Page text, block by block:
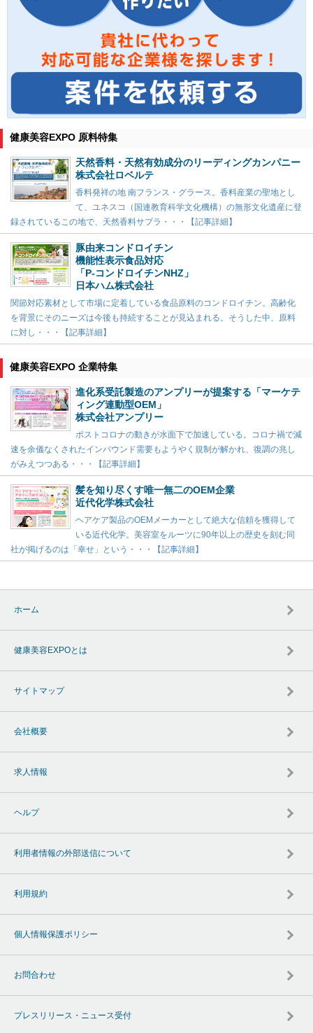
健康美容EXPO 原料特集
天然香料・天然有効成分のリーディングカンパニー
株式会社ロベルテ
香料発祥の地 南フランス・グラース。香料産業の聖地とし
て、ユネスコ（国連教育科学文化機構）の無形文化遺産に登
録されているこの地で、天然香料サプラ・・・【記事詳細】
豚由来コンドロイチン
機能性表示食品対応
「P-コンドロイチンNHZ」
日本ハム株式会社
関節対応素材として市場に定着している食品原料のコンドロイチン。高齢化
を背景にそのニーズは今後も持続することが見込まれる。そうした中、原料
に対し・・・【記事詳細】
健康美容EXPO 企業特集
進化系受託製造のアンプリーが提案する「マーケテ
ィング連動型OEM」
株式会社アンプリー
ポストコロナの動きが水面下で加速している。コロナ禍で減
速を余儀なくされたインバウンド需要もようやく規制が解かれ、復調の兆し
がみえつつある・・・【記事詳細】
髪を知り尽くす唯一無二のOEM企業
近代化学株式会社
ヘアケア製品のOEMメーカーとして絶大な信頼を獲得して
いる近代化学。美容室をルーツに90年以上の歴史を刻む同
社が掲げるのは「幸せ」という・・・【記事詳細】
ホーム
健康美容EXPOとは
サイトマップ
会社概要
求人情報
ヘルプ
利用者情報の外部送信について
利用規約
個人情報保護ポリシー
お問合わせ
プレスリリース・ニュース受付